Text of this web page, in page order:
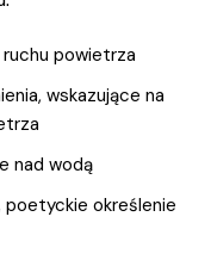
powietrza
wskazujące na
nad wodą
poetyckie określenie